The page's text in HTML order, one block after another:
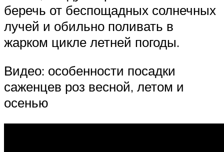
беречь от беспощадных солнечных
лучей и обильно поливать в
жарком цикле летней погоды.
Видео: особенности посадки
саженцев роз весной, летом и
осенью